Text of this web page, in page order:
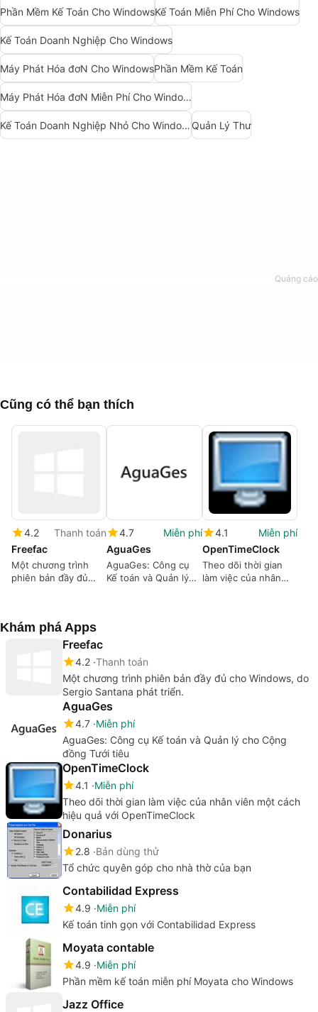
Phần Mềm Kế Toán Cho WindowsKế Toán Miễn Phí Cho Windows
Kế Toán Doanh Nghiệp Cho Windows
Máy Phát Hóa đơN Cho WindowsPhần Mềm Kế Toán
Máy Phát Hóa đơN Miễn Phí Cho Windows
Kế Toán Doanh Nghiệp Nhỏ Cho Windows Quản Lý Thư
Cũng có thể bạn thích
4.2
Thanh toán
Freefac
Một chương trình
phiên bản đầy đủ
4.7
Miễn phí
AguaGes
AguaGes: Công cụ
Kế toán và Quản lý
4.1
Miễn phí
OpenTimeClock
Theo dõi thời gian
làm việc của nhân
Khám phá Apps
Freefac
4.2 Thanh toán
Một chương trình phiên bản đầy đủ cho Windows, do
Sergio Santana phát triển.
AguaGes
4.7 Miễn phí
AguaGes: Công cụ Kế toán và Quản lý cho Cộng
đồng Tưới tiêu
OpenTimeClock
4.1
Miễn phí
Theo dõi thời gian làm việc của nhân viên một cách
hiệu quả với OpenTimeClock
Donarius
2.8 Bản dùng thử
Tổ chức quyên góp cho nhà thờ của bạn
Contabilidad Express
4.9 Miễn phí
Kế toán tinh gọn với Contabilidad Express
Moyata contable
4.9 Miễn phí
Phần mềm kế toán miễn phí Moyata cho Windows
Jazz Office